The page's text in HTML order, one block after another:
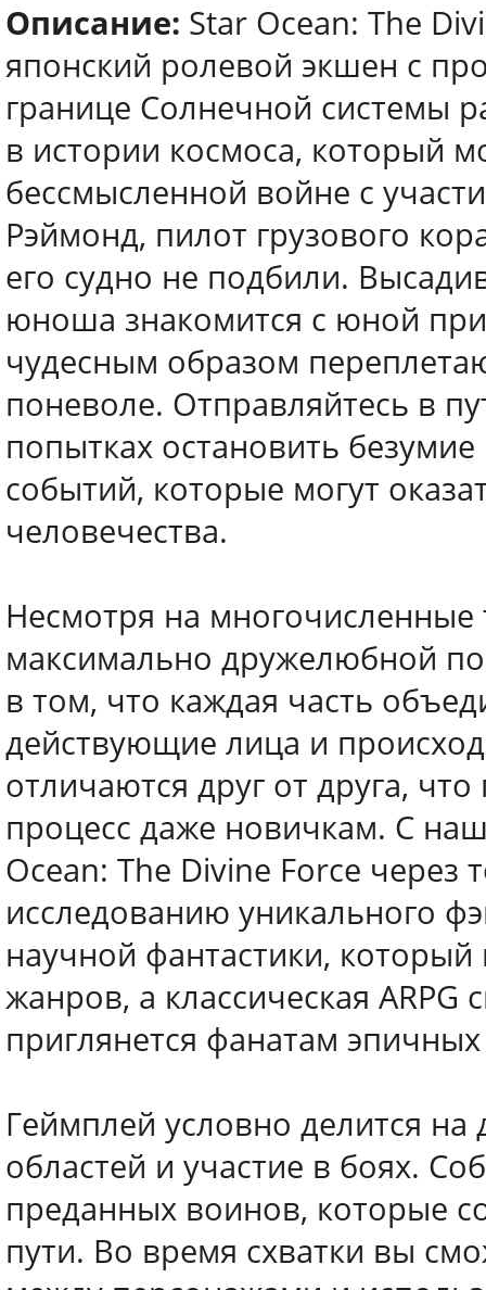
Описание: Star Ocean: The
японский ролевой экшен с
границе Солнечной системы
в истории космоса, который
бессмысленной войне с
Рэймонд, пилот грузового
его судно не подбили.
юноша знакомится с юной
чудесным образом
поневоле. Отправляйтесь в
попытках остановить
событий, которые могут
человечества.
Несмотря на
максимально дружелюбной
в том, что каждая часть
действующие лица и
отличаются друг от друга,
процесс даже новичкам. С
Ocean: The Divine Force через
исследованию уникального
научной фантастики,
жанров, а классическая
приглянется фанатам
Геймплей условно делится
областей и участие в боях.
преданных воинов, которые
пути. Во время схватки вы